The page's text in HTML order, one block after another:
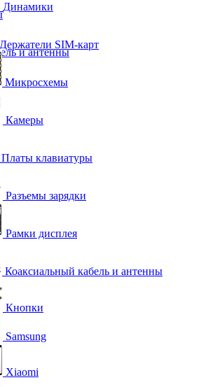
и антенны
Динамики
Держатели SIM-карт
Микросхемы
Камеры
Платы клавиатуры
Разъемы зарядки
Рамки дисплея
Коаксиальный кабель и антенны
Кнопки
Samsung
Xiaomi